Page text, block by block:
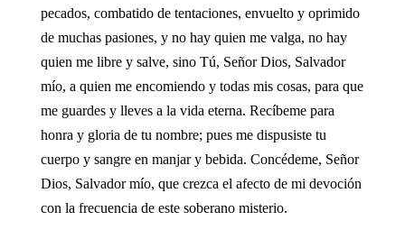
pecados, combatido de tentaciones, envuelto y oprimido
de muchas pasiones, y no hay quien me valga, no hay
quien me libre y salve, sino Tú, Señor Dios, Salvador
mío, a quien me encomiendo y todas mis cosas, para que
me guardes y lleves a la vida eterna. Recíbeme para
honra y gloria de tu nombre; pues me dispusiste tu
cuerpo y sangre en manjar y bebida. Concédeme, Señor
Dios, Salvador mío, que crezca el afecto de mi devoción
con la frecuencia de este soberano misterio.